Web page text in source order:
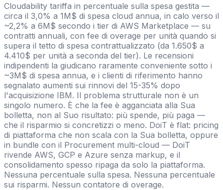
Cloudability tariffa in percentuale sulla spesa gestita —
circa il 3,0% a 1M$ di spesa cloud annua, in calo verso il
~2,2% a 6M$ secondo i tier di AWS Marketplace — su
contratti annuali, con fee di overage per unità quando si
supera il tetto di spesa contrattualizzato (da 1.650$ a
4.410$ per unità a seconda del tier). Le recensioni
indipendenti la giudicano raramente conveniente sotto i
~3M$ di spesa annua, e i clienti di riferimento hanno
segnalato aumenti sui rinnovi del 15-35% dopo
l'acquisizione IBM. Il problema strutturale non è un
singolo numero. È che la fee è agganciata alla Sua
bolletta, non al Suo risultato: più spende, più paga —
che il risparmio si concretizzi o meno. DoiT è flat: pricing
di piattaforma che non scala con la Sua bolletta, oppure
in bundle con il Procurement multi-cloud — DoiT
rivende AWS, GCP e Azure senza markup, e il
consolidamento spesso ripaga da solo la piattaforma.
Nessuna percentuale sulla spesa. Nessuna percentuale
sui risparmi. Nessun contatore di overage.